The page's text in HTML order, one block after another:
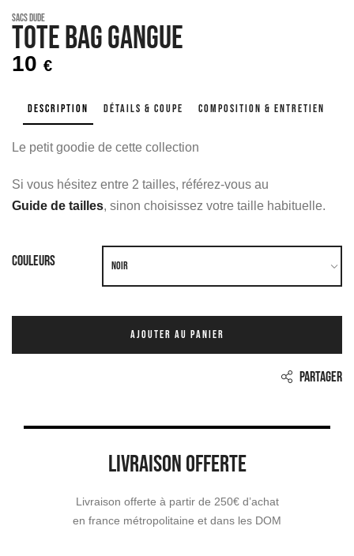
Sacs Dude
Tote bag GANGUE
10 €
DESCRIPTION DÉTAILS & COUPE COMPOSITION & ENTRETIEN
Le petit goodie de cette collection
Si vous hésitez entre 2 tailles, référez-vous au
Guide de tailles, sinon choisissez votre taille habituelle.
COULEURS
AJOUTER AU PANIER
PARTAGER
LIVRAISON OFFERTE
Livraison offerte à partir de 250€ d’achat
en france métropolitaine et dans les DOM